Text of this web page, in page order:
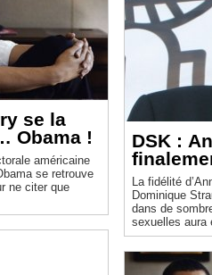
se la
Obama !
américaine
se retrouve
ne citer que
DSK :
La fidélité
Dominique
dans de
sexuelles